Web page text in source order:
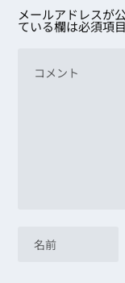
メールアドレスが
ている欄は必須項